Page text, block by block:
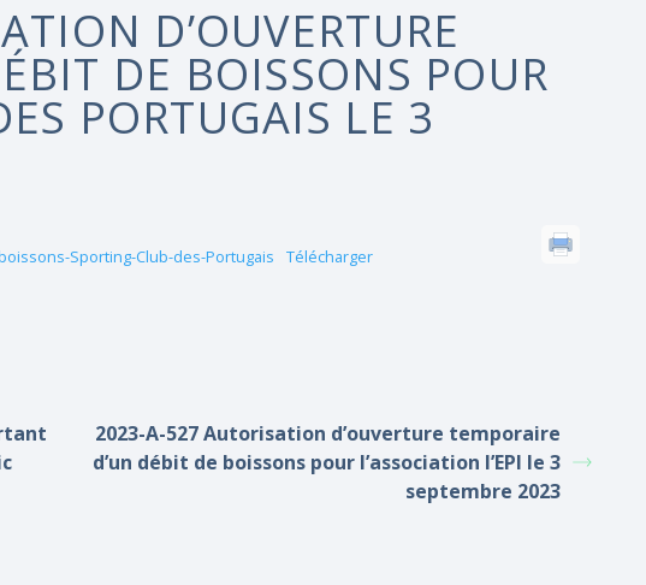
D’OUVERTURE
DE BOISSONS POUR
PORTUGAIS LE 3
Sporting-Club-des-Portugais Télécharger
2023-A-527 Autorisation d’ouverture temporaire
d’un débit de boissons pour l’association l’EPI le 3
septembre 2023